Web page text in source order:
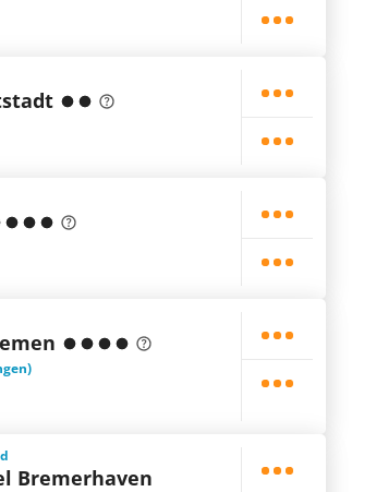
Bremerhaven